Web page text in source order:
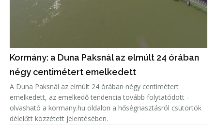
Kormány: a Duna Paksnál az elmúlt 24 órában
négy centimétert emelkedett
A Duna Paksnál az elmúlt 24 órában négy centimétert
emelkedett, az emelkedő tendencia tovább folytatódott -
olvasható a kormany.hu oldalon a hőségriasztásról csütörtök
délelőtt közzétett jelentésében.